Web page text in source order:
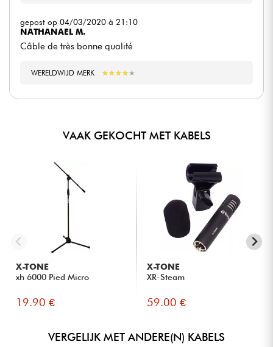
gepost op 04/03/2020 à 21:10
NATHANAEL M.
Câble de très bonne qualité
WERELDWIJD MERK ★★★★★
★★★★★
VAAK GEKOCHT MET KABELS
X-TONE
xh 6000 Pied Micro
19.90 €
X-TONE
XR-Steam
59.00 €
VERGELIJK MET ANDERE(N) KABELS